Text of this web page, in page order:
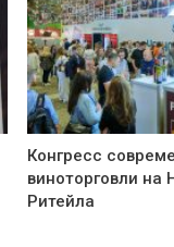
Конгресс
виноторговли на
Ритейла